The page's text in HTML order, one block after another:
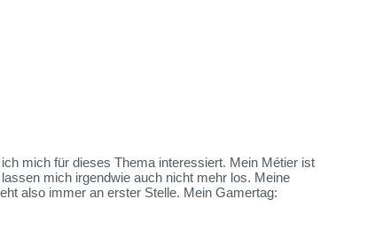
mich für dieses Thema interessiert. Mein Métier ist
mich irgendwie auch nicht mehr los. Meine
also immer an erster Stelle. Mein Gamertag: